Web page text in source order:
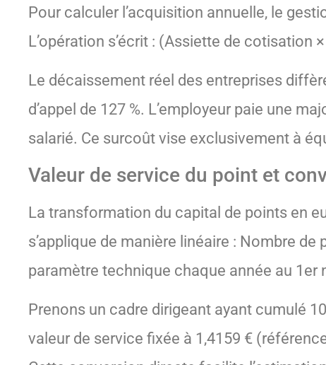
Pour calculer l’acquisition annuelle, le
L’opération s’écrit : (Assiette de cotisation
Le décaissement réel des entreprises
d’appel de 127 %. L’employeur paie une
salarié. Ce surcoût vise exclusivement à
Valeur de service du point et
La transformation du capital de points en
s’applique de manière linéaire : Nombre
paramètre technique chaque année au 1er
Prenons un cadre dirigeant ayant cumulé
valeur de service fixée à 1,4159 €